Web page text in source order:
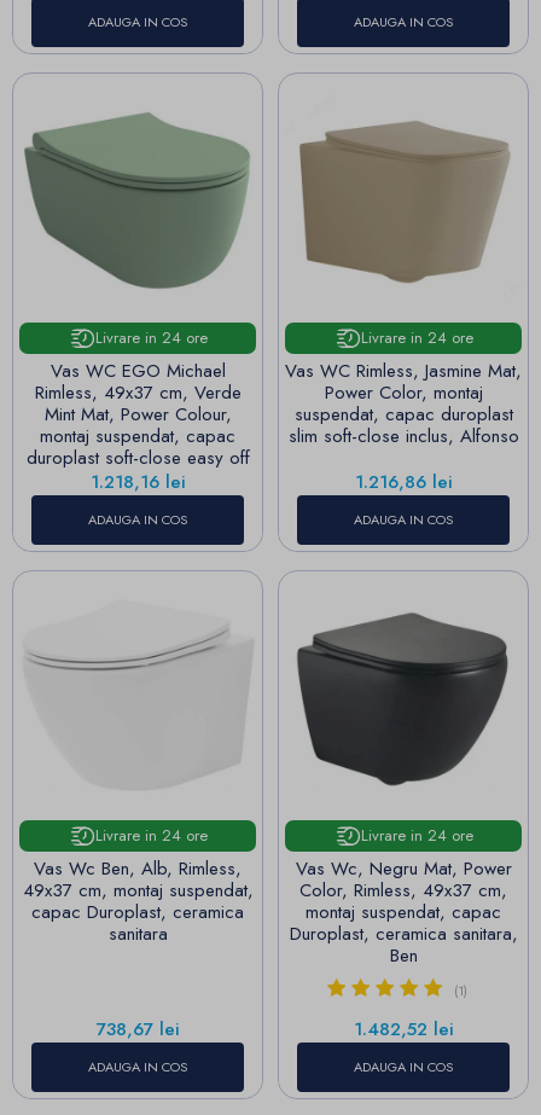
ADAUGA IN COS ADAUGA IN COS
Livrare in 24 ore
Vas WC EGO Michael
Rimless, 49x37 cm, Verde
Mint Mat, Power Colour,
montaj suspendat, capac
duroplast soft-close easy off
Pret
1.218,16 lei
ADAUGA IN COS
Livrare in 24 ore
Vas WC Rimless, Jasmine Mat,
Power Color, montaj
suspendat, capac duroplast
slim soft-close inclus, Alfonso
Pret
1.216,86 lei
ADAUGA IN COS
Livrare in 24 ore
Vas Wc Ben, Alb, Rimless,
49x37 cm, montaj suspendat,
capac Duroplast, ceramica
sanitara
Pret
738,67 lei
ADAUGA IN COS
Livrare in 24 ore
Vas Wc, Negru Mat, Power
Color, Rimless, 49x37 cm,
montaj suspendat, capac
Duroplast, ceramica sanitara,
Ben
(1)
Pret
1.482,52 lei
ADAUGA IN COS